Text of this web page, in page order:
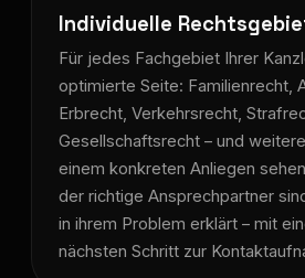
Individuelle
Für jedes Fachgebiet Ihrer
optimierte Seite: Familienrecht,
Erbrecht, Verkehrsrecht,
Gesellschaftsrecht – und
einem konkreten Anliegen
der richtige Ansprechpartner
in ihrem Problem erklärt – mit
nächsten Schritt zur